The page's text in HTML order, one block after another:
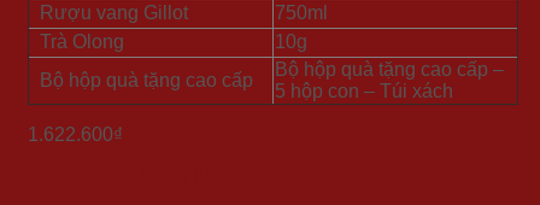
Rượu vang Gillot
750ml
Trà Olong
10g
Bộ hộp quà tặng cao cấp
Bộ hộp quà tặng cao cấp –
5 hộp con – Túi xách
1.622.600₫